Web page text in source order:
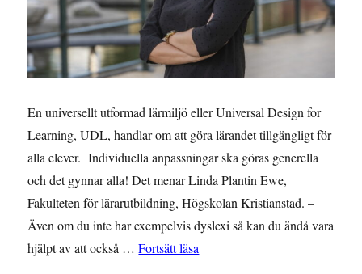
En universellt utformad lärmiljö eller Universal Design for
Learning, UDL, handlar om att göra lärandet tillgängligt för
alla elever. Individuella anpassningar ska göras generella
och det gynnar alla! Det menar Linda Plantin Ewe,
Fakulteten för lärarutbildning, Högskolan Kristianstad. –
Även om du inte har exempelvis dyslexi så kan du ändå vara
hjälpt av att också …Fortsätt läsa